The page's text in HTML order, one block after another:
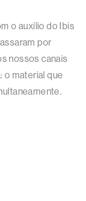
o auxílio do Ibis
por
nossos canais
o material que